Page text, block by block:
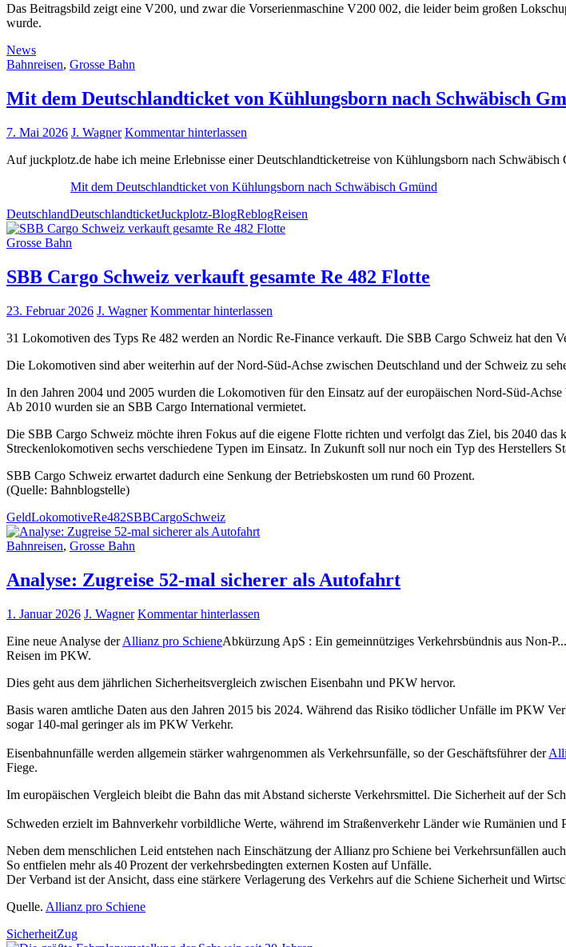
Das Beitragsbild zeigt eine V200, und zwar die Vorserienmaschine V200 002, die leider beim großen
wurde.
News
Bahnreisen, Grosse Bahn
Mit dem Deutschlandticket von Kühlungsborn nach Schwäbisch
7. Mai 2026 J. Wagner Kommentar hinterlassen
Auf juckplotz.de habe ich meine Erlebnisse einer Deutschlandticketreise von Kühlungsborn nach
Mit dem Deutschlandticket von Kühlungsborn nach Schwäbisch Gmünd
DeutschlandDeutschlandticketJuckplotz-BlogReblogReisen
Grosse Bahn
SBB Cargo Schweiz verkauft gesamte Re 482 Flotte
23. Februar 2026 J. Wagner Kommentar hinterlassen
31 Lokomotiven des Typs Re 482 werden an Nordic Re-Finance verkauft. Die SBB Cargo Schweiz hat den
Die Lokomotiven sind aber weiterhin auf der Nord-Süd-Achse zwischen Deutschland und der Schweiz zu
In den Jahren 2004 und 2005 wurden die Lokomotiven für den Einsatz auf der europäischen Nord-Süd-Achse
Ab 2010 wurden sie an SBB Cargo International vermietet.
Die SBB Cargo Schweiz möchte ihren Fokus auf die eigene Flotte richten und verfolgt das Ziel, bis 2040
Streckenlokomotiven sechs verschiedene Typen im Einsatz. In Zukunft soll nur noch ein Typ des Herstellers
SBB Cargo Schweiz erwartet dadurch eine Senkung der Betriebskosten um rund 60 Prozent.
(Quelle: Bahnblogstelle)
GeldLokomotiveRe482SBBCargoSchweiz
Bahnreisen, Grosse Bahn
Analyse: Zugreise 52-mal sicherer als Autofahrt
1. Januar 2026 J. Wagner Kommentar hinterlassen
Eine neue Analyse derAllianz pro SchieneAbkürzung ApS : Ein gemeinnütziges Verkehrsbündnis aus Non-P...
Reisen im PKW.
Dies geht aus dem jährlichen Sicherheitsvergleich zwischen Eisenbahn und PKW hervor.
Basis waren amtliche Daten aus den Jahren 2015 bis 2024. Während das Risiko tödlicher Unfälle im PKW
sogar 140-mal geringer als im PKW Verkehr.
Eisenbahnunfälle werden allgemein stärker wahrgenommen als Verkehrsunfälle, so der Geschäftsführer der
Fiege.
Im europäischen Vergleich bleibt die Bahn das mit Abstand sicherste Verkehrsmittel. Die Sicherheit auf der
Schweden erzielt im Bahnverkehr vorbildliche Werte, während im Straßenverkehr Länder wie Rumänien und
Neben dem menschlichen Leid entstehen nach Einschätzung der Allianz pro Schiene bei Verkehrsunfällen
So entfielen mehr als 40 Prozent der verkehrsbedingten externen Kosten auf Unfälle.
Der Verband ist der Ansicht, dass eine stärkere Verlagerung des Verkehrs auf die Schiene Sicherheit und
Quelle. Allianz pro Schiene
SicherheitZug